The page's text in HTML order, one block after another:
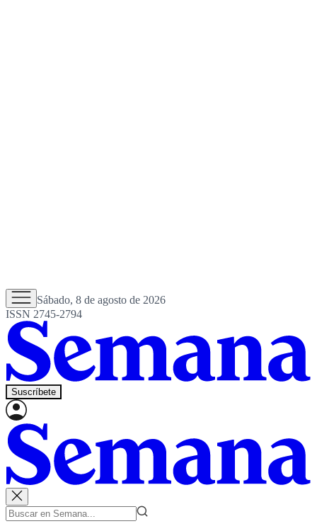
Sábado, 8 de agosto de 2026
ISSN 2745-2794
Suscríbete